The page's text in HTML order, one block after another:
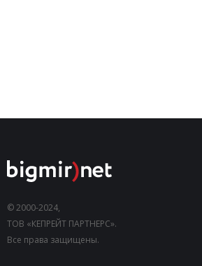
© 2000-2024,
ТОВ «КЕПРЕЙТ ПАРТНЕРС».
Все права защищены.